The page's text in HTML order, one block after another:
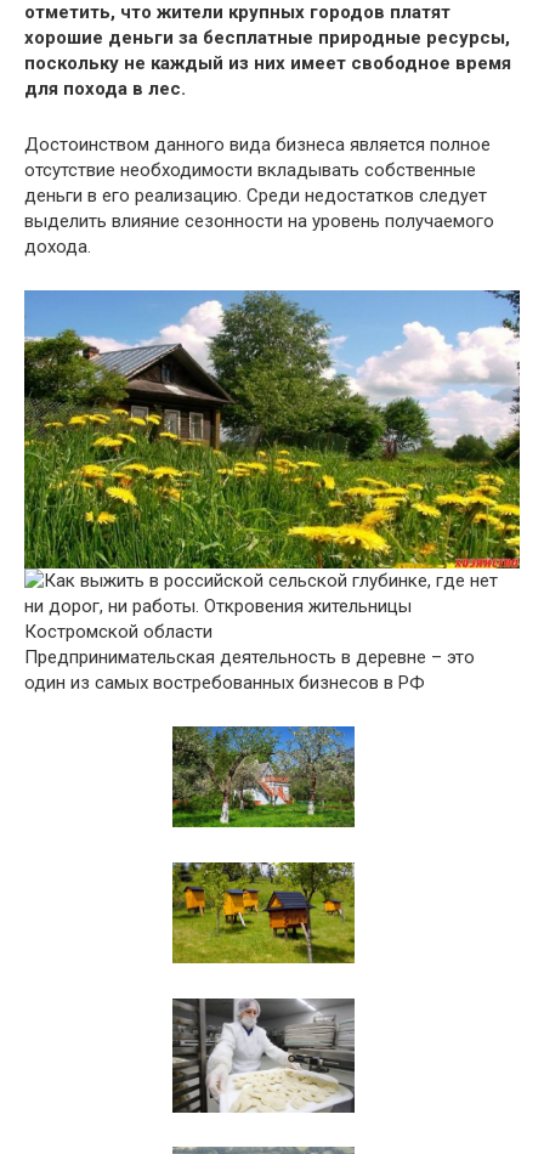
отметить, что жители крупных городов платят
хорошие деньги за бесплатные природные ресурсы,
поскольку не каждый из них имеет свободное время
для похода в лес.
Достоинством данного вида бизнеса является полное
отсутствие необходимости вкладывать собственные
деньги в его реализацию. Среди недостатков следует
выделить влияние сезонности на уровень получаемого
дохода.
Предпринимательская деятельность в деревне – это
один из самых востребованных бизнесов в РФ